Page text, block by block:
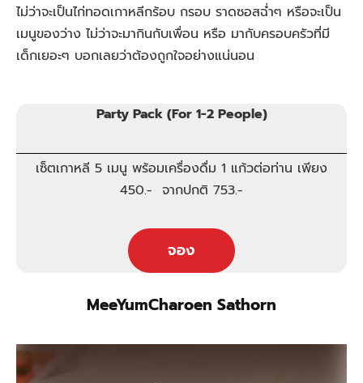
ไม่ว่าจะเป็นไก่ทอดเกาหลีกร้อบ กรอบ ราดซอสฉ่ำๆ หรือจะเป็น
เมนูของว่าง ไม่ว่าจะมากินกับเพื่อน หรือ มากับครอบครัวที่มี
เด็กเยอะๆ บอกเลยว่าต้องถูกใจอย่างแน่นอน
Party Pack (For 1-2 People)
เซ็ตเกาหลี 5 เมนู พร้อมเครื่องดื่ม 1 แก้วต่อท่าน เพียง
450.- จากปกติ 753.-
จอง
MeeYumCharoen Sathorn